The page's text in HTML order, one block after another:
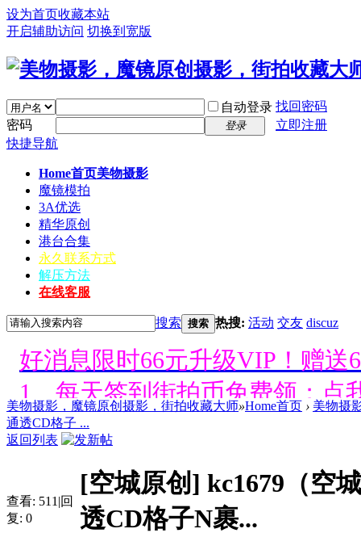
设为首页收藏本站
开启辅助访问 切换到宽版
自动登录 找回密码
密码
登录
立即注册
快捷导航
Home首页美物摄影
魔镜模拍
3A优选
精华原创
港台合集
永久联系方式
解压方法
在线客服
搜索 搜索 热搜: 活动 交友 discuz
好消息限时66元升级VIP！赠
1、每天签到街拍币免费领；点
好消息限时66元升级VIP！赠
1、每天签到街拍币免费领；点
好消息限时66元升级VIP！赠
1、每天签到街拍币免费领；点
美物摄影，魔镜原创摄影，街拍收藏大师»Home首页 › 美物摄
通透CD格子 ...
返回列表
查看: 511 |回
复: 0
[空城原创] kc1679（空
透CD格子N裹...